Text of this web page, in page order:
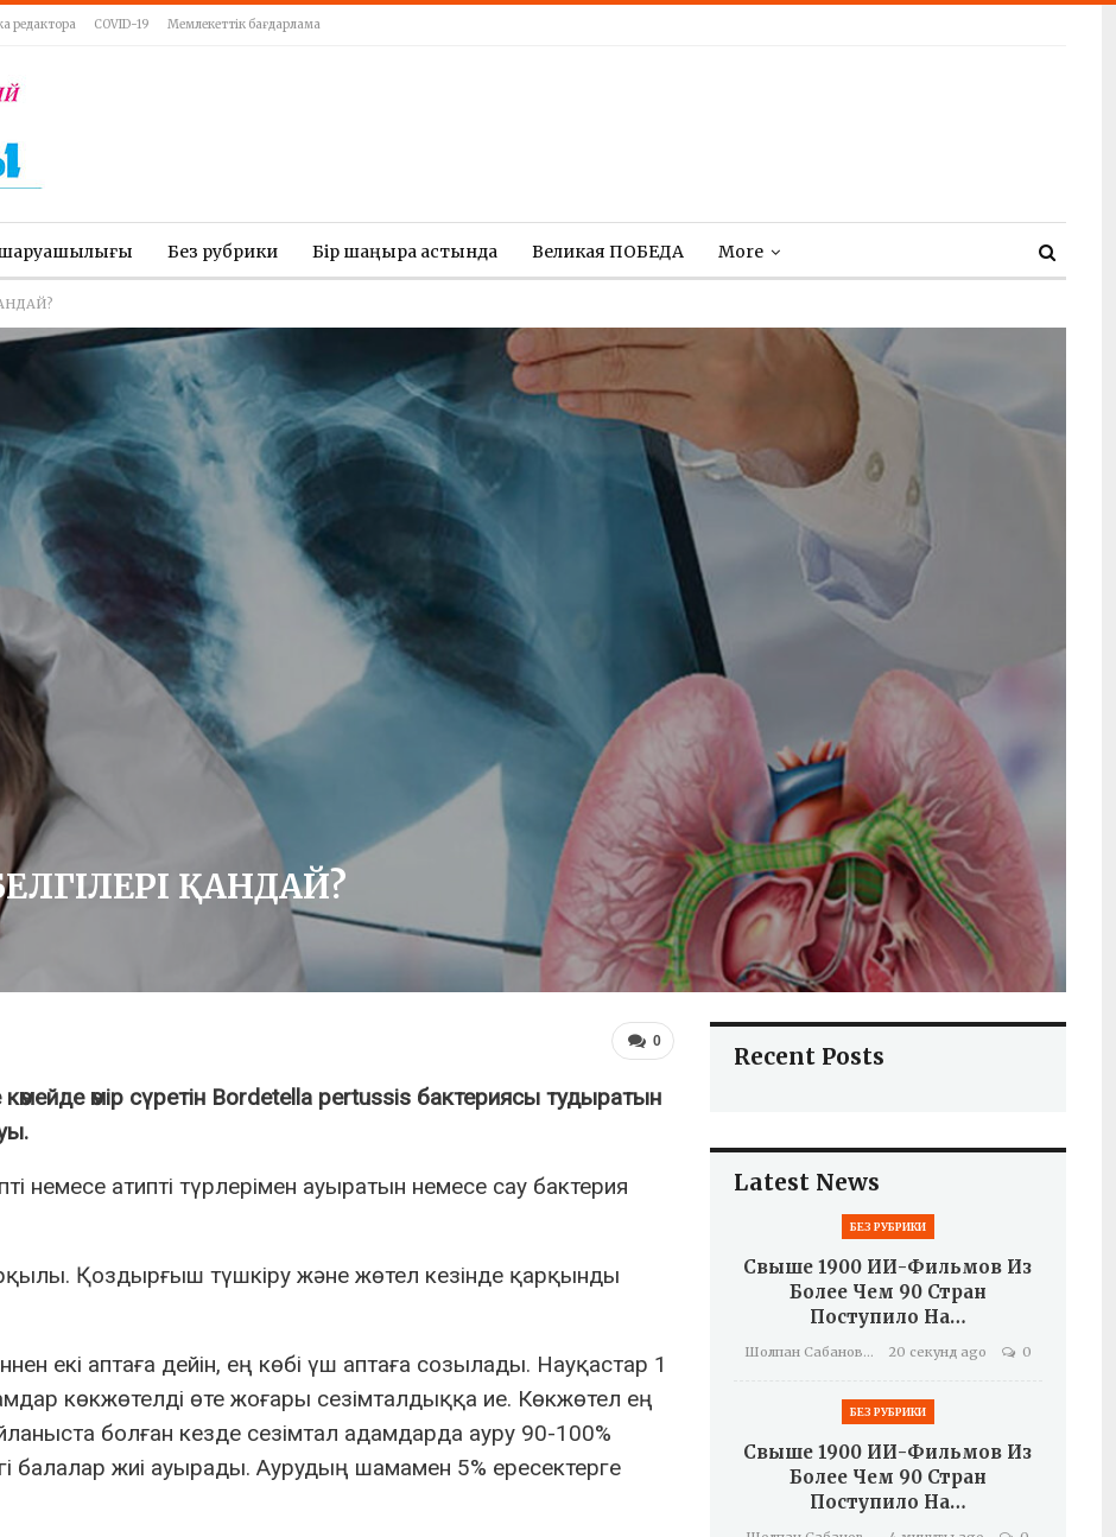
редактора COVID-19 Мемлекеттік бағдарлама
Без рубрики Бір шаңырақ астында Великая ПОБЕДА More
ҚАНДАЙ?
0
өмір сүретін Bordetella pertussis бактериясы тудыратын
немесе атипті түрлерімен ауыратын немесе сау бактерия
Қоздырғыш түшкіру және жөтел кезінде қарқынды
екі аптаға дейін, ең көбі үш аптаға созылады. Науқастар 1
көкжөтелді өте жоғары сезімталдыққа ие. Көкжөтел ең
болған кезде сезімтал адамдарда ауру 90-100%
балалар жиі ауырады. Аурудың шамамен 5% ересектерге
Recent Posts
Latest News
БЕЗ РУБРИКИ
Свыше 1900 ИИ-Фильмов Из
Более Чем 90 Стран
Поступило На…
Шолпан Сабанова 20 секунд ago 0
БЕЗ РУБРИКИ
Свыше 1900 ИИ-Фильмов Из
Более Чем 90 Стран
Поступило На…